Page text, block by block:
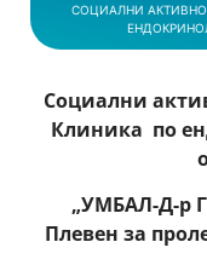
СОЦИАЛНИ
Социални
Клиника по
„УМБАЛ-Д-р
Плевен за